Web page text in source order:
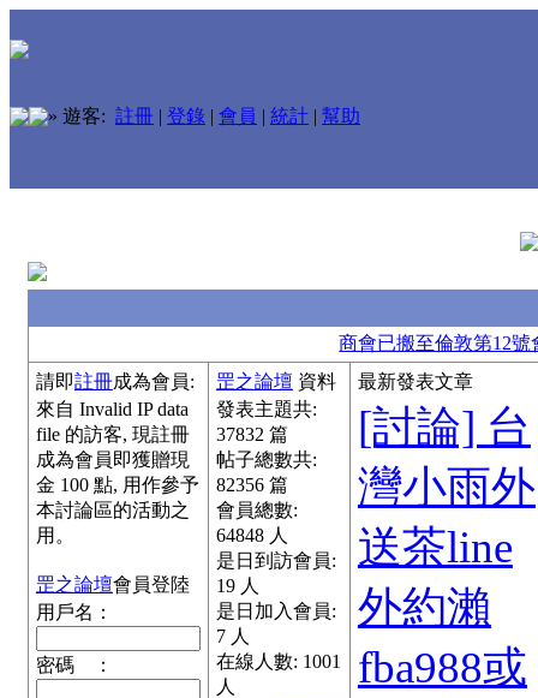
» 遊客: 註冊 | 登錄 | 會員 | 統計 | 幫助
商會已搬至倫敦第12號
請即註冊成為會員:
來自 Invalid IP data
file 的訪客, 現註冊
成為會員即獲贈現
金 100 點, 用作參予
本討論區的活動之
用。
罡之論壇會員登陸
用戶名：
密碼 ：
罡之論壇 資料
發表主題共:
37832 篇
帖子總數共:
82356篇
會員總數:
64848人
是日到訪會員:
19人
是日加入會員:
7人
在線人數: 1001
人
最新發表文章
[討論] 台
灣小雨外
送茶line
外約瀨
fba988或